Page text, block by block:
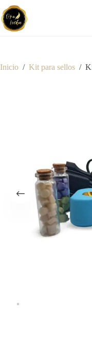
Saltar
al
contenido
Inicio / Kit para sellos /